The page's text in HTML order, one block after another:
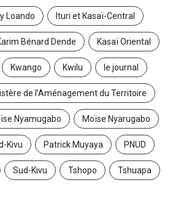
Loando Ituri et Kasaï-Central
Bénard Dende Kasaï Oriental
Kwango Kwilu le journal
de l’Aménagement du Territoire
Nyamugabo Moïse Nyarugabo
Kivu Patrick Muyaya PNUD
Sud-Kivu Tshopo Tshuapa